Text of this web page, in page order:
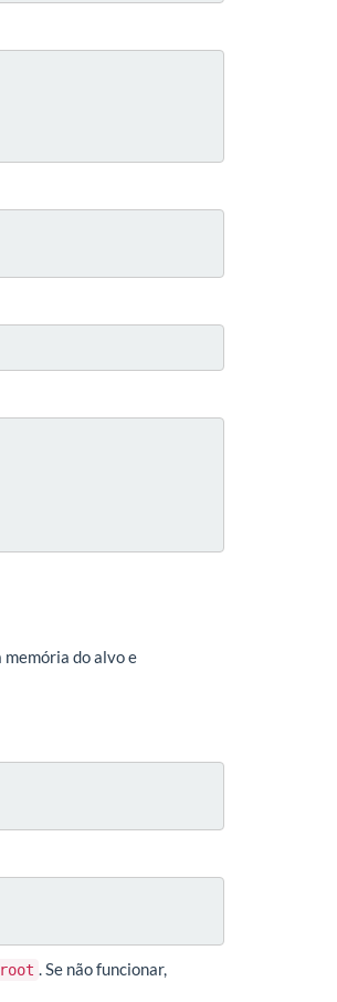
memória do alvo e
root
. Se não funcionar,